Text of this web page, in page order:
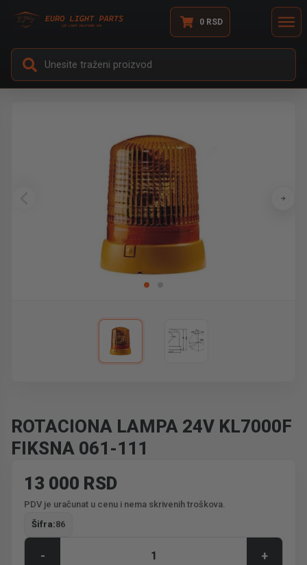
0 RSD
ROTACIONA LAMPA 24V KL7000F
FIKSNA 061-111
13 000 RSD
PDV je uračunat u cenu i nema skrivenih troškova.
Šifra:86
- +